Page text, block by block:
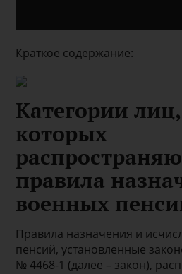
Краткое содержание:
Категории
которых
правила
военных
Правила назначения и
пенсий, установленные
№ 4468-1 (далее – закон),